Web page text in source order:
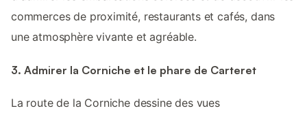
commerces de proximité, restaurants et cafés, dans
une atmosphère vivante et agréable.
3. Admirer la Corniche et le phare de Carteret
La route de la Corniche dessine des vues